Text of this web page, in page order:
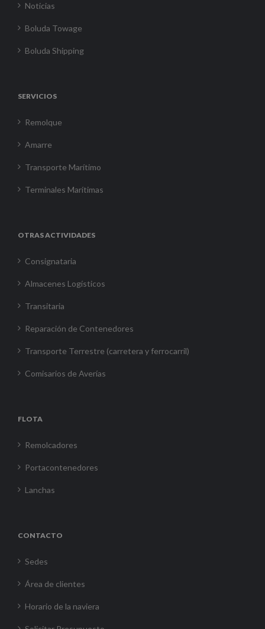
Noticias
Boluda Towage
Boluda Shipping
SERVICIOS
Remolque
Amarre
Transporte Marítimo
Terminales Marítimas
OTRAS ACTIVIDADES
Consignataria
Almacenes Logísticos
Transitaria
Reparación de Contenedores
Transporte Terrestre (carretera y ferrocarril)
Comisarios de Averías
FLOTA
Remolcadores
Portacontenedores
Lanchas
CONTACTO
Sedes
Área de clientes
Horario de la naviera